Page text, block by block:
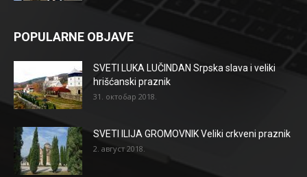
POPULARNE OBJAVE
SVETI LUKA LUČINDAN Srpska slava i veliki
hrišćanski praznik
31. октобар 2018.
SVETI ILIJA GROMOVNIK Veliki crkveni praznik
2. август 2018.